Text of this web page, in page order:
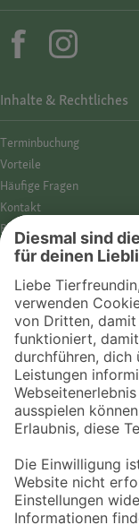
© 2026 Fressnapf
Inhalte & Rechtliches
Termin­buchung
Vorteile
Häufige Fragen
Kontakt
Barrierefreiheit
Impressum
Cookies
AGB
Entdecke Fressnapf
Tierversicherung
GPS-Tracker
Online-Shop